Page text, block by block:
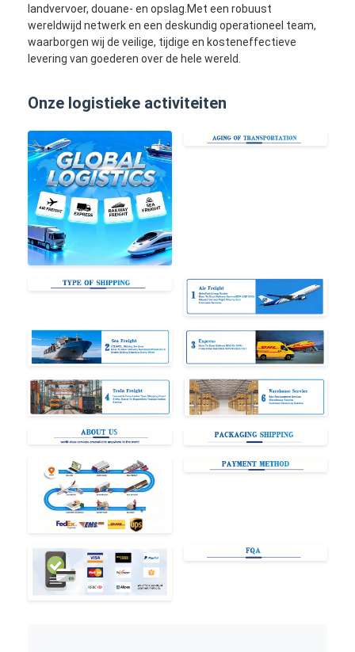
landvervoer, douane- en opslag.Met een robuust
wereldwijd netwerk en een deskundig operationeel team,
waarborgen wij de veilige, tijdige en kosteneffectieve
levering van goederen over de hele wereld.
Onze logistieke activiteiten